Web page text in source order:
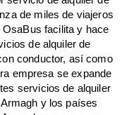
de miles de viajeros
facilita y hace
de alquiler de
conductor, así como
empresa se expande
servicios de alquiler
y los países